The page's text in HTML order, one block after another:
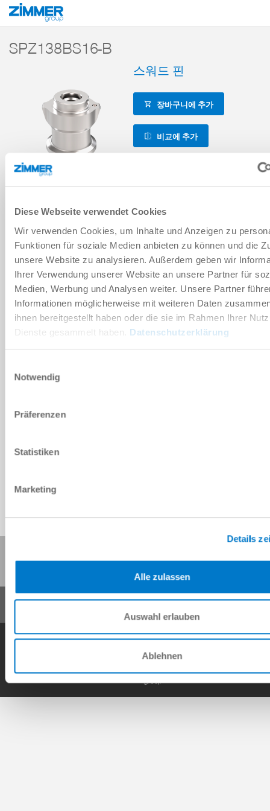
Diese Webseite verwendet Cookies
Wir verwenden Cookies, um Inhalte und Anzeigen zu
Funktionen für soziale Medien anbieten zu können und die
unsere Website zu analysieren. Außerdem geben wir
Ihrer Verwendung unserer Website an unsere Partner für
Medien, Werbung und Analysen weiter. Unsere Partner
Informationen möglicherweise mit weiteren Daten
ihnen bereitgestellt haben oder die sie im Rahmen Ihrer
Dienste gesammelt haben. Datenschutzerklärung
Notwendig
Präferenzen
Statistiken
Marketing
Details
Alle zulassen
Auswahl erlauben
Ablehnen
시작 제품
SPZ138BS16-B
스워드 핀
장바구니에 추가
비교에 추가
기술 데이터
다운로드
PDF 데이터시트
일반거래조건 개인정보 보호정책 사이트 정보 연락처
Copyright © ZIMMER GROUP 2026